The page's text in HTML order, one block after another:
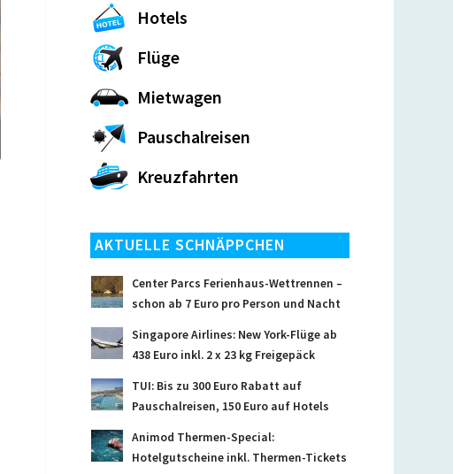
Hotels
Flüge
Mietwagen
Pauschalreisen
Kreuzfahrten
AKTUELLE SCHNÄPPCHEN
Center Parcs Ferienhaus-Wettrennen –
schon ab 7 Euro pro Person und Nacht
Singapore Airlines: New York-Flüge ab
438 Euro inkl. 2 x 23 kg Freigepäck
TUI: Bis zu 300 Euro Rabatt auf
Pauschalreisen, 150 Euro auf Hotels
Animod Thermen-Special:
Hotelgutscheine inkl. Thermen-Tickets